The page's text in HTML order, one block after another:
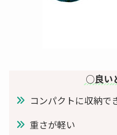
○良い
コンパクトに収納で
重さが軽い